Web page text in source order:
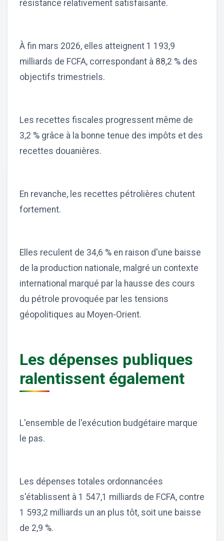
résistance relativement satisfaisante.
À fin mars 2026, elles atteignent 1 193,9
milliards de FCFA, correspondant à 88,2 % des
objectifs trimestriels.
Les recettes fiscales progressent même de
3,2 % grâce à la bonne tenue des impôts et des
recettes douanières.
En revanche, les recettes pétrolières chutent
fortement.
Elles reculent de 34,6 % en raison d'une baisse
de la production nationale, malgré un contexte
international marqué par la hausse des cours
du pétrole provoquée par les tensions
géopolitiques au Moyen-Orient.
Les dépenses publiques
ralentissent également
L'ensemble de l'exécution budgétaire marque
le pas.
Les dépenses totales ordonnancées
s'établissent à 1 547,1 milliards de FCFA, contre
1 593,2 milliards un an plus tôt, soit une baisse
de 2,9 %.